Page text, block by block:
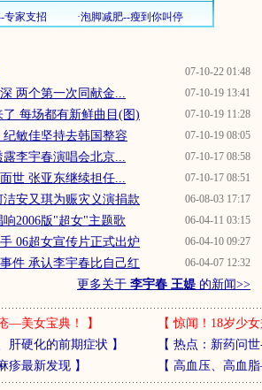
07-10-22 01:48
07-10-19 13:41
两个第一次同献金...
07-10-19 11:28
每场都有新鲜曲目(图)
07-10-19 08:05
敏佳坚持去韩国整容
07-10-17 08:58
李宇春演唱会北京...
07-10-17 08:51
世 张亚东继续担任...
06-08-03 17:17
安又琪为赈灾义演捐款
06-04-11 03:15
2006版"超女"主题歌
06-04-10 09:27
06超女宣传片正式出炉
06-04-07 12:32
件 承认李宇春比自己红
更多关于 李宇春 王媞 的新闻>>
—美女宝典！ 】 【惊闻！18岁少
肝硬化的前期症状 】 【 热点：新药问
疹最新发现】 【 高血压、高血